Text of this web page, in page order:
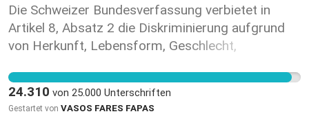
Die Schweizer Bundesverfassung verbietet in
Artikel 8, Absatz 2 die Diskriminierung aufgrund
von Herkunft, Lebensform, Geschlecht,
politischer Überzeugung, «Rasse» und auch
aufgrund von Alter. Dennoch ist die
24.310 von 25.000 Unterschriften
Gestartet von VASOS FARES FAPAS